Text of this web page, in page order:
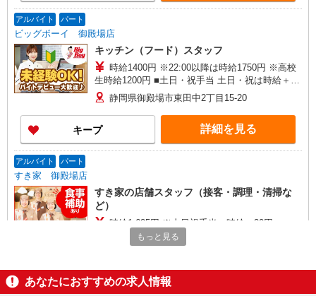
アルバイト パート
ビッグボーイ 御殿場店
キッチン（フード）スタッフ
時給1400円 ※22:00以降は時給1750円 ※高校
生時給1200円 ■土日・祝手当 土日・祝は時給＋
100円 ※高校生は学校からの許可が必要な場合、
通学中の学校からの許可証が必要となります。
静岡県御殿場市東田中2丁目15-20
キープ 詳細を見る
アルバイト パート
すき家 御殿場店
すき家の店舗スタッフ（接客・調理・清掃な
ど）
時給1,625円 ※土日祝手当 時給＋20円
静岡県御殿場市萩原809-2
キープ 詳細を見る
もっと見る
あなたにおすすめの求人情報